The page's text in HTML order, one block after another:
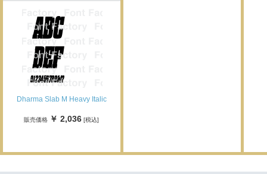
Dharma Slab M Heavy Italic
販売価格 ￥ 2,036 [税込]